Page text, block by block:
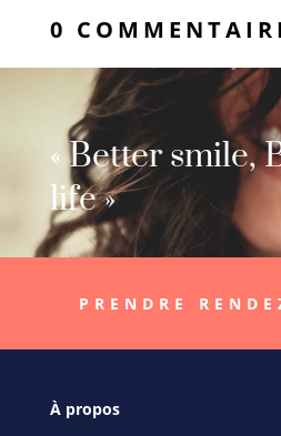
0
« Better smile,
life »
PRENDRE
Àpropos